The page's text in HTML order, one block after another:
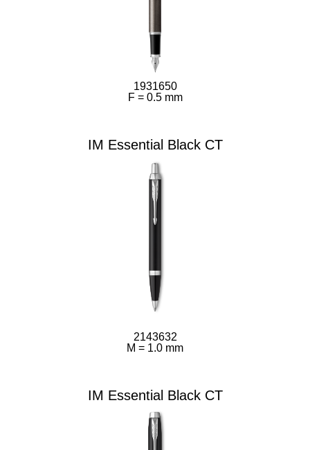
1931650
F = 0.5 mm
IM Essential Black CT
2143632
M = 1.0 mm
IM Essential Black CT